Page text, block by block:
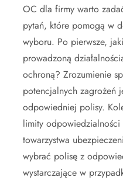
OC dla firmy warto
pytań, które pomogą w
wyboru. Po pierwsze,
prowadzoną
ochroną? Zrozumienie
potencjalnych zagrożeń
odpowiedniej polisy.
limity
towarzystwa
wybrać polisę z
wystarczające w